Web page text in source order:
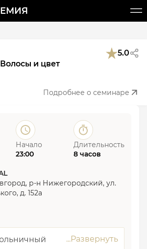
5.0
Волосы и цвет
Подробнее о семинаре
Начало
23:00
Длительность
8 часов
р-н Нижегородский, ул.
д. 152а